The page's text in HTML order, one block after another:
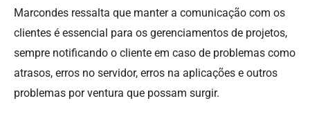
Marcondes ressalta que manter a comunicação com os
clientes é essencial para os gerenciamentos de projetos,
sempre notificando o cliente em caso de problemas como
atrasos, erros no servidor, erros na aplicações e outros
problemas por ventura que possam surgir.